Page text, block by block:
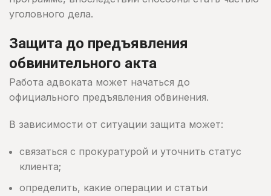
уголовного дела.
Защита до предъявления
обвинительного акта
Работа адвоката может начаться до
официального предъявления обвинения.
В зависимости от ситуации защита может:
связаться с прокуратурой и уточнить статус
клиента;
определить, какие операции и статьи